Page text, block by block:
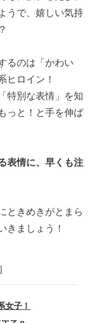
うで、嬉しい気持
るのは「かわい
ヒロイン！
特別な表情」を知
っと！と手を伸ば
表情に、早くも注
ときめきがとまら
きましょう！
女子！